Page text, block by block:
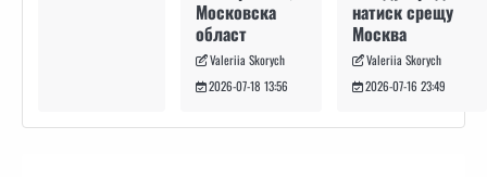
Московска
област
Valeriia Skorych
2026-07-18 13:56
натиск срещу
Москва
Valeriia Skorych
2026-07-16 23:49